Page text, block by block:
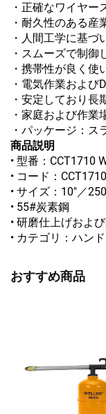
・正確なワイヤ
・耐久性のある産
・人間工学に基づ
・スムーズで制御
・携帯性が良く使
・電気作業および
・安定しており長
・家庭および作
・パッケージ：ス
商品説明
• 型番：CCT1710
• コード：CCT1710
• サイズ：10"／
• 55#炭素鋼
• 研磨仕上げおよ
• カテゴリ：ハン
おすすめ商品